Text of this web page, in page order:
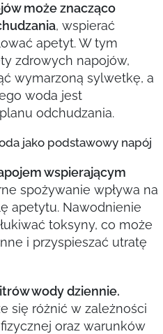
może znacząco
, wspierać
apetyt. W tym
zdrowych napojów,
wymarzoną sylwetkę, a
woda jest
odchudzania.
jako podstawowy napój
wspierającym
spożywanie wpływa na
apetytu. Nawodnienie
toksyny, co może
i przyspieszać utratę
wody dziennie.
się różnić w zależności
oraz warunków